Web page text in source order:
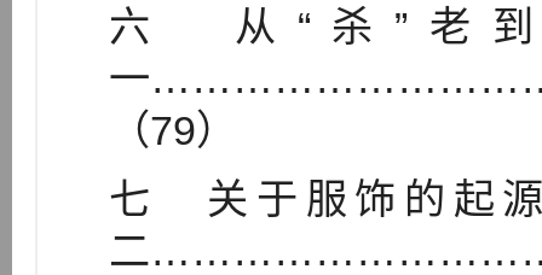
六 从“杀”老
一
（79）
七 关于服饰的起
二